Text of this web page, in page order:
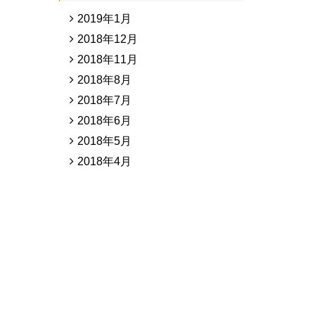
2019年1月
2018年12月
2018年11月
2018年8月
2018年7月
2018年6月
2018年5月
2018年4月